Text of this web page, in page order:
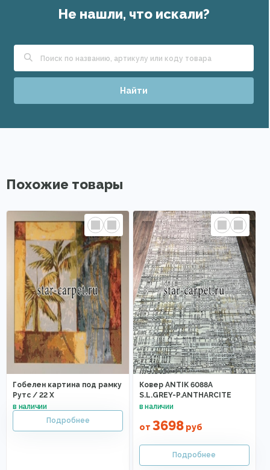
Не нашли, что искали?
Найти
Похожие товары
Гобелен картина под рамку
Рутс / 22 X
Ковер ANTIK 6088A
S.L.GREY-P.ANTHARCITE
от 3698руб